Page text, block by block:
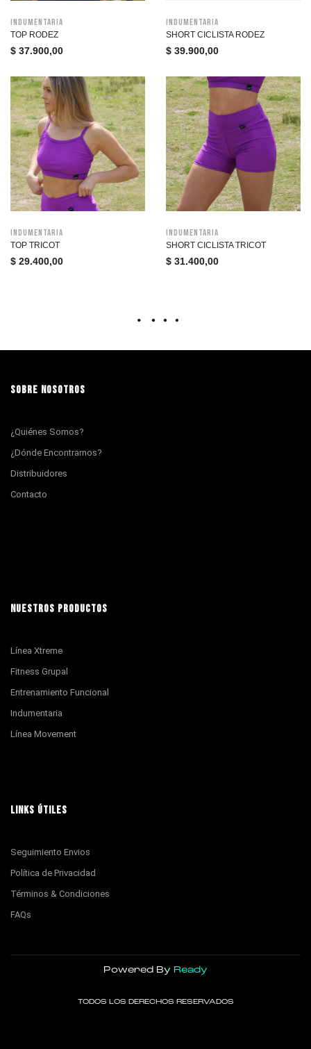
Indumentaria
TOP RODEZ
$ 37.900,00
Indumentaria
SHORT CICLISTA RODEZ
$ 39.900,00
Indumentaria
TOP TRICOT
$ 29.400,00
Indumentaria
SHORT CICLISTA TRICOT
$ 31.400,00
SOBRE NOSOTROS
¿Quiénes Somos?
¿Dónde Encontrarnos?
Distribuidores
Contacto
NUESTROS PRODUCTOS
Línea Xtreme
Fitness Grupal
Entrenamiento Funcional
Indumentaria
Línea Movement
LINKS ÚTILES
Seguimiento Envios
Política de Privacidad
Términos & Condiciones
FAQs
Powered By Ready
TODOS LOS DERECHOS RESERVADOS